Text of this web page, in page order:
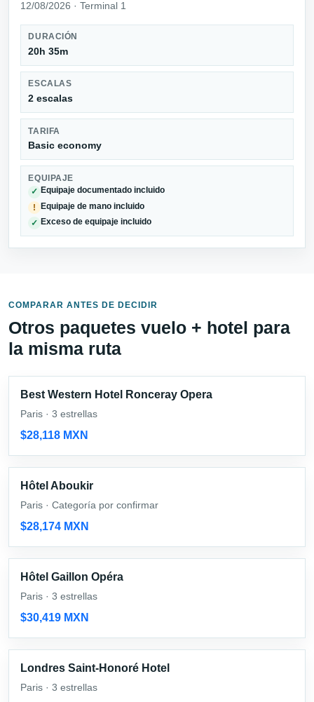
12/08/2026 · Terminal 1
DURACIÓN
20h 35m
ESCALAS
2 escalas
TARIFA
Basic economy
EQUIPAJE
✓ Equipaje documentado incluido
! Equipaje de mano incluido
✓ Exceso de equipaje incluido
COMPARAR ANTES DE DECIDIR
Otros paquetes vuelo + hotel para
la misma ruta
Best Western Hotel Ronceray Opera
Paris · 3 estrellas
$28,118 MXN
Hôtel Aboukir
Paris · Categoría por confirmar
$28,174 MXN
Hôtel Gaillon Opéra
Paris · 3 estrellas
$30,419 MXN
Londres Saint-Honoré Hotel
Paris · 3 estrellas